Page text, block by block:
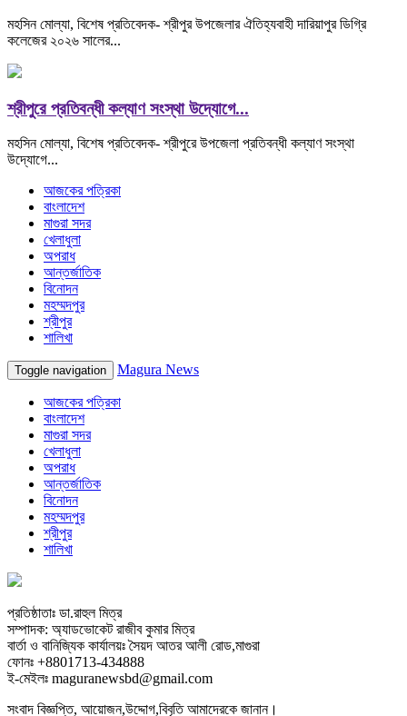
মহসিন মোল্যা, বিশেষ প্রতিবেদক- শ্রীপুর উপজেলার ঐতিহ্যবাহী দারিয়াপুর ডিগ্রি
কলেজের ২০২৬ সালের...
শ্রীপুরে প্রতিবন্ধী কল্যাণ সংস্থা উদ্যোগে...
মহসিন মোল্যা, বিশেষ প্রতিবেদক- শ্রীপুরে উপজেলা প্রতিবন্ধী কল্যাণ সংস্থা
উদ্যোগে...
আজকের পত্রিকা
বাংলাদেশ
মাগুরা সদর
খেলাধুলা
অপরাধ
আন্তর্জাতিক
বিনোদন
মহম্মদপুর
শ্রীপুর
শালিখা
Toggle navigation Magura News
আজকের পত্রিকা
বাংলাদেশ
মাগুরা সদর
খেলাধুলা
অপরাধ
আন্তর্জাতিক
বিনোদন
মহম্মদপুর
শ্রীপুর
শালিখা
প্রতিষ্ঠাতাঃ ডা.রাহুল মিত্র
সম্পাদক: অ্যাডভোকেট রাজীব কুমার মিত্র
বার্তা ও বানিজ্যিক কার্যালয়ঃ সৈয়দ আতর আলী রোড,মাগুরা
ফোনঃ +8801713-434888
ই-মেইলঃ maguranewsbd@gmail.com
সংবাদ বিজ্ঞপ্তি, আয়োজন,উদ্দোগ,বিবৃতি আমাদেরকে জানান।